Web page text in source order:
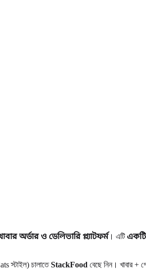
অর্ডার ও ডেলিভারি প্ল্যাটফর্ম। এটিএকটি
স্টাইল) চালাতেStackFood বেছে নিন। খাবার +